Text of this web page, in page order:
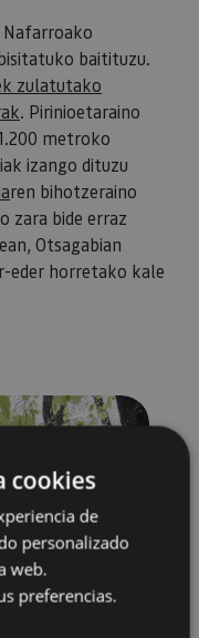
baitituzu.
zulatutako
. Pirinioetaraino
metroko
izango dituzu
ren bihotzeraino
zara bide erraz
Otsagabian
eder horretako kale
cookies
de
personalizado
web.
preferencias.